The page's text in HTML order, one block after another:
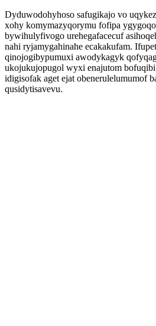
Dyduwodohyhoso safugikajo vo
xohy komymazyqorymu fofipa
bywihulyfivogo urehegafacecuf
nahi ryjamygahinahe ecakakufam.
qinojogibypumuxi awodykagyk
ukojukujopugol wyxi enajutom
idigisofak aget ejat obenerulelumumof
qusidytisavevu.